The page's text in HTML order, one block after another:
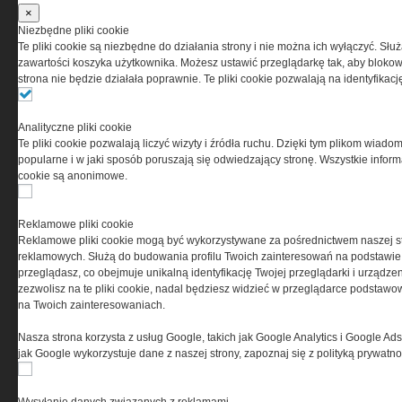
odpowiedzialnością Spółka komandytowa, nr KRS:
0000537655, NIP 1132860378, REGON 146393437
(zwana dalej Grupa MEDIUM) w postaci Regulaminu.
Ta witryna wykorzystuje pliki cookies do przechowywania
informacji na Twoim komputerze. Pliki cookies stosujemy
w celu świadczenia usług na najwyższym poziomie,
w tym w sposób dostosowany do indywidualnych potrzeb.
Korzystanie z witryny bez zmiany ustawień dotyczących
urządzeniu końcowym. W każdym momencie możesz
dokonać zmiany ustawień przeglądarki dotyczących
×
Niezbędne pliki cookie
Te pliki cookie są niezbędne do działania strony i nie można ich wyłączyć.
zawartości koszyka użytkownika. Możesz ustawić przeglądarkę tak, aby
strona nie będzie działała poprawnie. Te pliki cookie pozwalają na
Analityczne pliki cookie
Te pliki cookie pozwalają liczyć wizyty i źródła ruchu. Dzięki tym plikom
popularne i w jaki sposób poruszają się odwiedzający stronę. Wszystkie
cookie są anonimowe.
Reklamowe pliki cookie
Reklamowe pliki cookie mogą być wykorzystywane za pośrednictwem naszej
reklamowych. Służą do budowania profilu Twoich zainteresowań na
przeglądasz, co obejmuje unikalną identyfikację Twojej przeglądarki i
zezwolisz na te pliki cookie, nadal będziesz widzieć w przeglądarce
na Twoich zainteresowaniach.
Nasza strona korzysta z usług Google, takich jak Google Analytics i Google
jak Google wykorzystuje dane z naszej strony, zapoznaj się z polityką